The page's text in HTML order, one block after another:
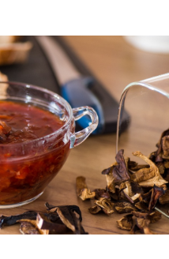
о переносе
и Подмосковье